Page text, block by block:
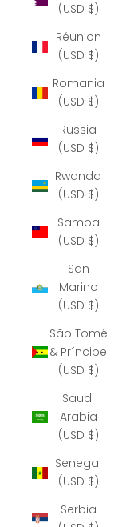
(USD $)
Réunion
(USD $)
Romania
(USD $)
Russia
(USD $)
Rwanda
(USD $)
Samoa
(USD $)
San
Marino
(USD $)
São Tomé
& Príncipe
(USD $)
Saudi
Arabia
(USD $)
Senegal
(USD $)
Serbia